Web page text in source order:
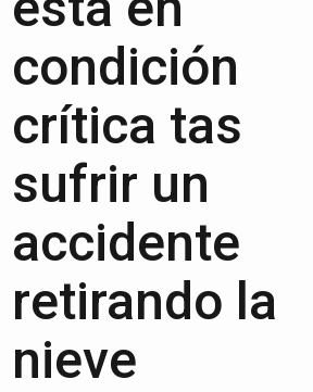
condición
crítica tas
sufrir un
accidente
retirando la
nieve